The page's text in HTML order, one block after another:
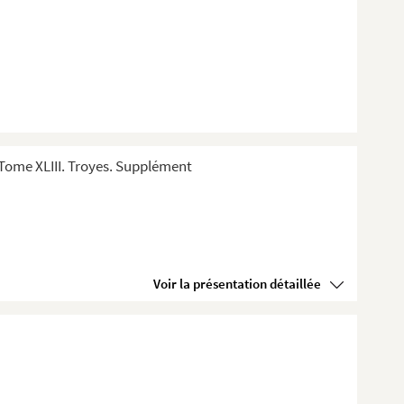
XLIII. Troyes. Supplément
Voir la présentation détaillée